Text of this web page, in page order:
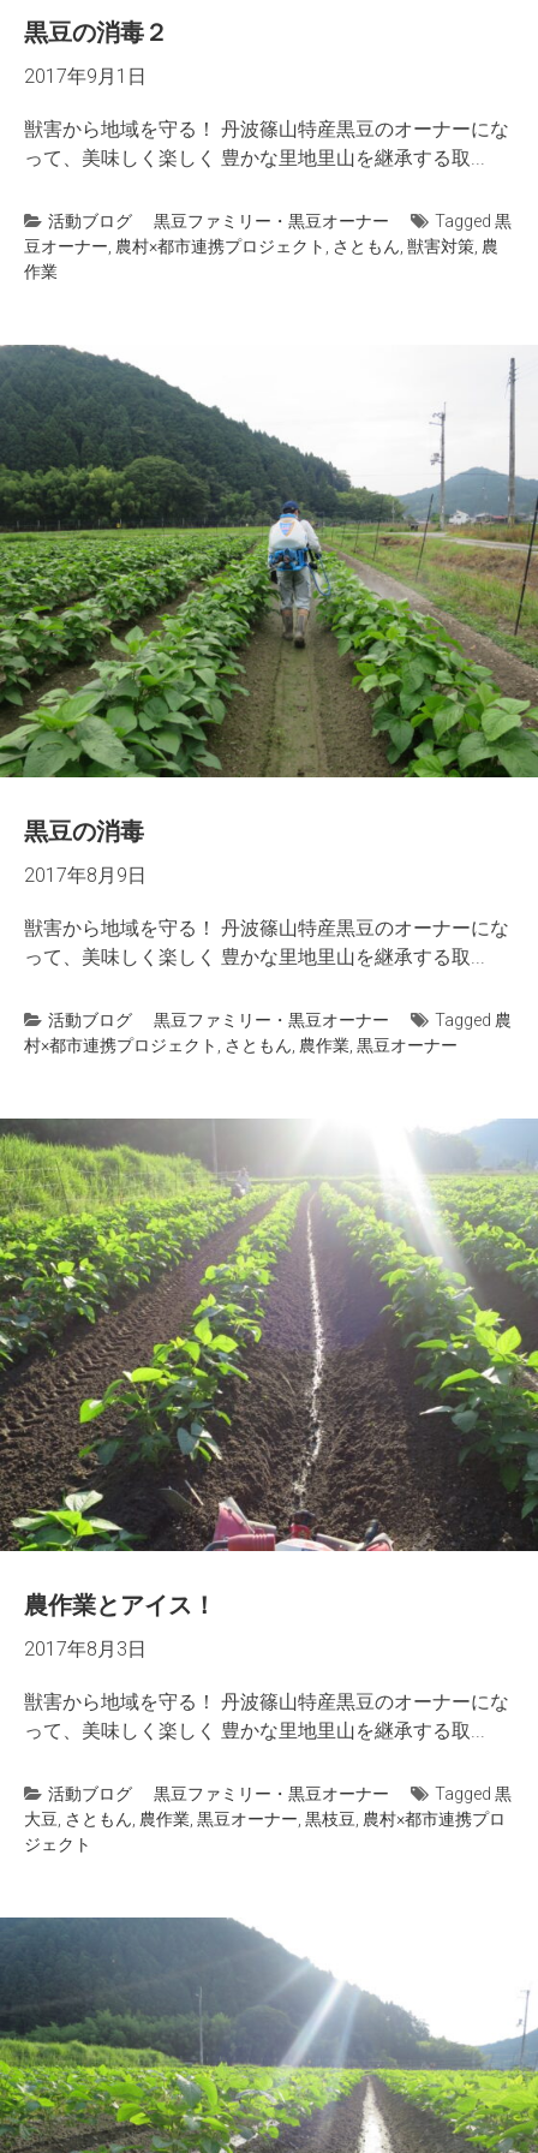
黒豆の消毒２
2017年9月1日
獣害から地域を守る！ 丹波篠山特産黒豆のオーナーにな
って、美味しく楽しく 豊かな里地里山を継承する取...
活動ブログ 黒豆ファミリー・黒豆オーナー Tagged 黒
豆オーナー, 農村×都市連携プロジェクト , さともん, 獣害対策, 農
作業
黒豆の消毒
2017年8月9日
獣害から地域を守る！ 丹波篠山特産黒豆のオーナーにな
って、美味しく楽しく 豊かな里地里山を継承する取...
活動ブログ 黒豆ファミリー・黒豆オーナー Tagged 農
村×都市連携プロジェクト , さともん, 農作業, 黒豆オーナー
農作業とアイス！
2017年8月3日
獣害から地域を守る！ 丹波篠山特産黒豆のオーナーにな
って、美味しく楽しく 豊かな里地里山を継承する取...
活動ブログ 黒豆ファミリー・黒豆オーナー Tagged 黒
大豆, さともん, 農作業, 黒豆オーナー, 黒枝豆, 農村×都市連携プロ
ジェクト